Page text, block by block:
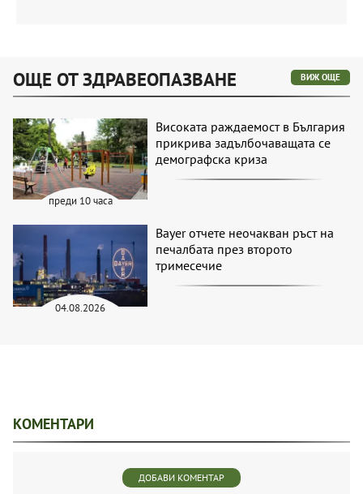
ОЩЕ ОТ ЗДРАВЕОПАЗВАНЕ ВИЖ ОЩЕ
преди 10 часа
Високата раждаемост в България
прикрива задълбочаващата се
демографска криза
04.08.2026
Bayer отчете неочакван ръст на
печалбата през второто
тримесечие
КОМЕНТАРИ
ДОБАВИ КОМЕНТАР